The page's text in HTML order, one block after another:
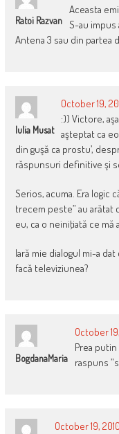
Ratoi Razvan
Aceasta
S-au
Antena 3 sau din partea
Iulia Musat
October 19,
:)) Victore,
aşteptat ca
din guşă ca prostu’,
răspunsuri definitive şi
Serios, acuma. Era logic
trecem peste” au arătat
eu, ca o neiniţiată ce mă
Iară mie dialogul mi-a
facă televiziunea?
BogdanaMaria
October
Prea
raspuns
October 19,